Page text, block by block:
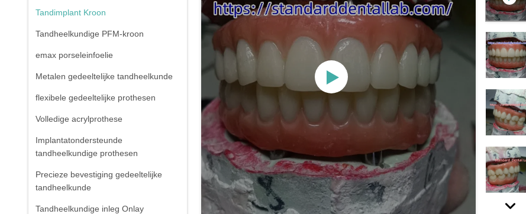
Tandimplant Kroon
Tandheelkundige PFM-kroon
emax porseleinfoelie
Metalen gedeeltelijke tandheelkunde
flexibele gedeeltelijke prothesen
Volledige acrylprothese
Implantatondersteunde
tandheelkundige prothesen
Precieze bevestiging gedeeltelijke
tandheelkunde
Tandheelkundige inleg Onlay